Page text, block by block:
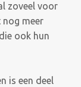
zoveel voor
nog meer
ook hun
is een deel